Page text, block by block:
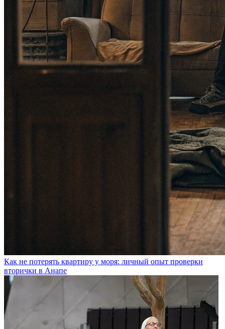
Как не потерять квартиру у моря: личный опыт проверки
вторички в Анапе